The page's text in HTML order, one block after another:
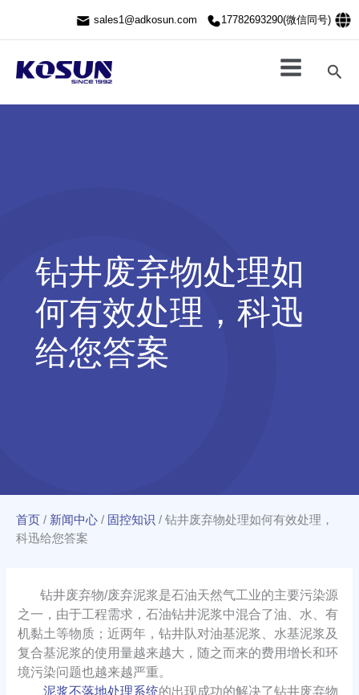
sales1@adkosun.com 17782693290(微信同号)
搜
索
钻井废弃物处理如
何有效处理，科迅
给您答案
首页 / 新闻中心 / 固控知识 / 钻井废弃物处理如何有效处理，
科迅给您答案
钻井废弃物/废弃泥浆是石油天然气工业的主要污染源
之一，由于工程需求，石油钻井泥浆中混合了油、水、有
机黏土等物质；近两年，钻井队对油基泥浆、水基泥浆及
复合基泥浆的使用量越来越大，随之而来的费用增长和环
境污染问题也越来越严重。
泥浆不落地处理系统的出现成功的解决了钻井废弃物